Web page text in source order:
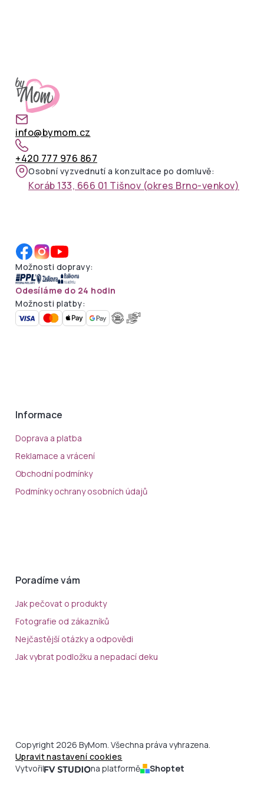
info@bymom.cz
+420 777 976 867
Osobní vyzvednutí a konzultace po domluvě:
Koráb 133, 666 01 Tišnov (okres Brno-venkov)
Možnosti dopravy:
Odesíláme do 24 hodin
Možnosti platby:
Informace
Doprava a platba
Reklamace a vrácení
Obchodní podmínky
Podmínky ochrany osobních údajů
Poradíme vám
Jak pečovat o produkty
Fotografie od zákazníků
Nejčastější otázky a odpovědi
Jak vybrat podložku a nepadací deku
Copyright 2026 ByMom. Všechna práva vyhrazena.
Upravit nastavení cookies
Vytvořil
na platformě Shoptet